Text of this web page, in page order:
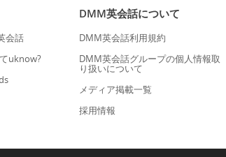
会話
uknow?
DMM英会話について
DMM英会話利用規約
DMM英会話グループの個人情報取
り扱いについて
メディア掲載一覧
採用情報